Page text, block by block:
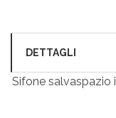
DETTAGLI
Sifone salvaspazio